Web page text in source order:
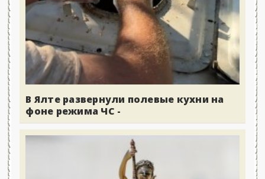
В Ялте развернули полевые кухни на
фоне режима ЧС -